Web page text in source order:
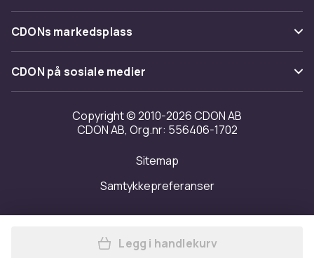
Tilbakekallinger
Varemerker
Om oss
Kundeanmeldelser
Jobbe på CDON
Investor relations
Tilgjengelighet
CDONs markedsplass
Merchant Help Center
CDON på sosiale medier
Copyright © 2010-2026 CDON AB
CDON AB, Org.nr: 556406-1702
Sitemap
Samtykkepreferanser
Legg NATURA SIBERICA
Legg i handlekurv